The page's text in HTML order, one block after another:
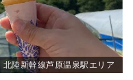
北陸新幹線芦原温泉駅エリア